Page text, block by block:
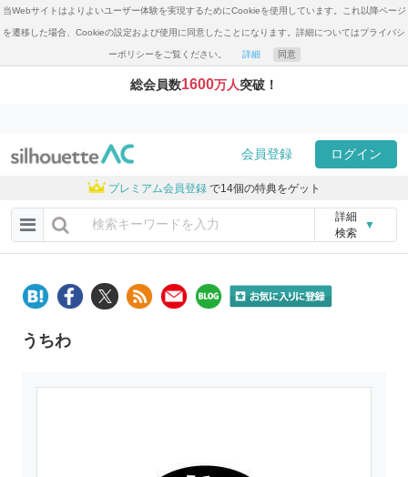
当Webサイトはよりよいユーザー体験を実現するためにCookieを使用しています。これ以降ページ
を遷移した場合、Cookieの設定および使用に同意したことになります。詳細についてはプライバシ
ーポリシーをご覧ください。 詳細 同意
総会員数1600万人突破！
会員登録 ログイン
プレミアム会員登録 で14個の特典をゲット
詳細
検索
▼
うちわ